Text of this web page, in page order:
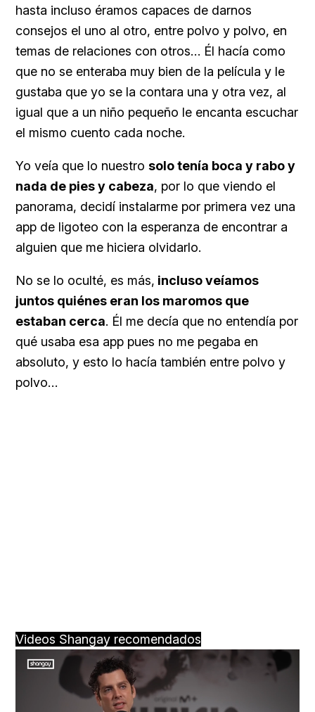
hasta incluso éramos capaces de darnos
consejos el uno al otro, entre polvo y polvo, en
temas de relaciones con otros… Él hacía como
que no se enteraba muy bien de la película y le
gustaba que yo se la contara una y otra vez, al
igual que a un niño pequeño le encanta escuchar
el mismo cuento cada noche.
Yo veía que lo nuestro solo tenía boca y rabo y
nada de pies y cabeza, por lo que viendo el
panorama, decidí instalarme por primera vez una
app de ligoteo con la esperanza de encontrar a
alguien que me hiciera olvidarlo.
No se lo oculté, es más, incluso veíamos
juntos quiénes eran los maromos que
estaban cerca. Él me decía que no entendía por
qué usaba esa app pues no me pegaba en
absoluto, y esto lo hacía también entre polvo y
polvo…
Videos Shangay recomendados